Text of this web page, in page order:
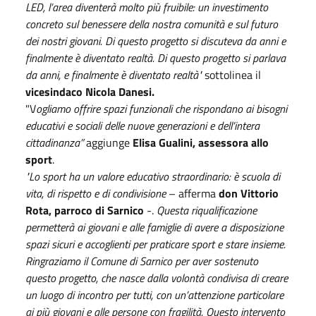
LED, l’area diventerà molto più fruibile: un investimento
concreto sul benessere della nostra comunità e sul futuro
dei nostri giovani. Di questo progetto si discuteva da anni e
finalmente è diventato realtà. Di questo progetto si parlava
da anni, e finalmente è diventato realtà"sottolinea il
vicesindaco Nicola Danesi.
"Vogliamo offrire spazi funzionali che rispondano ai bisogni
educativi e sociali delle nuove generazioni e dell’intera
cittadinanza”aggiunge Elisa Gualini, assessora allo
sport.
"Lo sport ha un valore educativo straordinario: è scuola di
vita, di rispetto e di condivisione– affermadon Vittorio
Rota, parroco di Sarnico -. Questa riqualificazione
permetterà ai giovani e alle famiglie di avere a disposizione
spazi sicuri e accoglienti per praticare sport e stare insieme.
Ringraziamo il Comune di Sarnico per aver sostenuto
questo progetto, che nasce dalla volontà condivisa di creare
un luogo di incontro per tutti, con un’attenzione particolare
ai più giovani e alle persone con fragilità. Questo intervento